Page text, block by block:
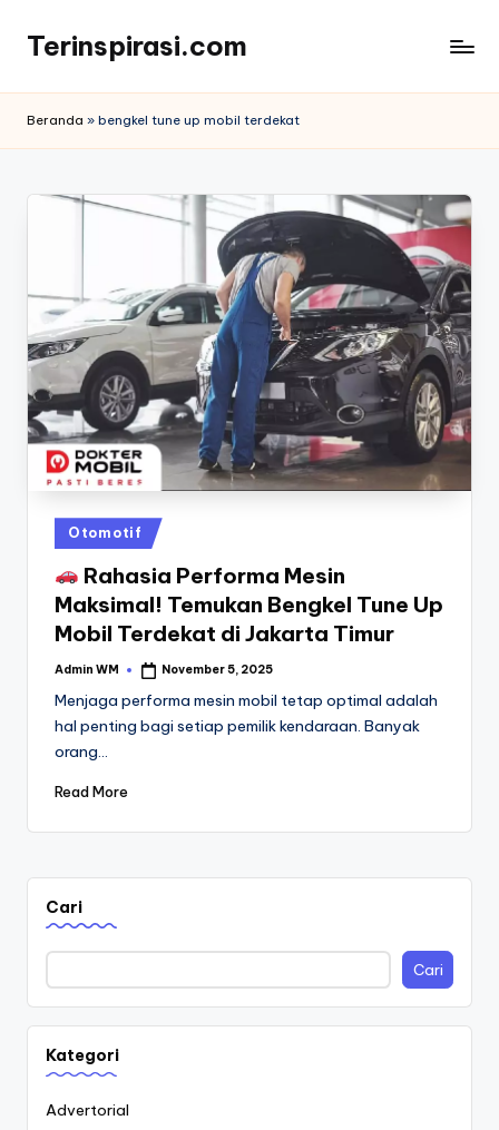
content
Terinspirasi.com
Terkini
Beranda » bengkel tune up mobil terdekat
Posted
in
Otomotif
Rahasia Performa Mesin
Maksimal! Temukan Bengkel Tune Up
Mobil Terdekat di Jakarta Timur
Posted
Admin WM November 5, 2025
Menjaga performa mesin mobil tetap optimal adalah
hal penting bagi setiap pemilik kendaraan. Banyak
orang…
Read More
Cari
Cari
Kategori
Advertorial